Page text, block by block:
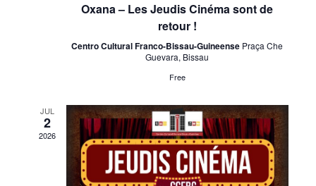
Oxana – Les Jeudis Cinéma sont de
retour !
Centro Cultural Franco-Bissau-Guineense Praça Che
Guevara, Bissau
Free
JUL
2
2026